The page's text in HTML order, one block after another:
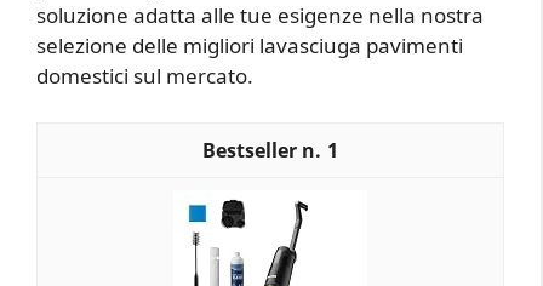
soluzione adatta alle tue esigenze nella nostra
selezione delle migliori lavasciuga pavimenti
domestici sul mercato.
1